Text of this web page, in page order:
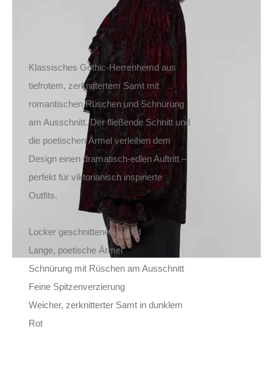
Lieferzeit: ca. 1-2 Tage DE, ca. 3-4 Tage EU
Klassisches Gothic-Herrenhemd aus
tiefrotem, zerknittertem Samt mit
romantischen Rüschen und Schnürung
am Ausschnitt. Der fließende Schnitt und
die poetischen Ärmel verleihen dem
Design einen dramatisch-edlen Auftritt –
perfekt für viktorianisch inspirierte
Outfits.
Locker geschnittenes Hemd
Lange, poetische Ärmel
Schnürung mit Rüschen am Ausschnitt
Feine Spitzenverzierung
Weicher, zerknitterter Samt in dunklem
Rot